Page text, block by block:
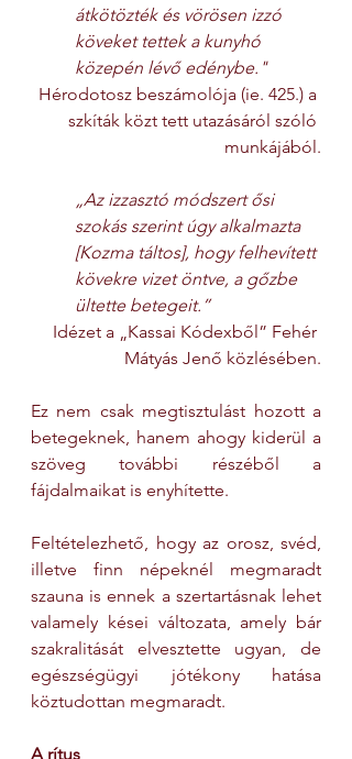
átkötözték és vörösen izzó
köveket tettek a kunyhó
közepén lévő edénybe."
Hérodotosz beszámolója (ie. 425.) a
szkíták közt tett utazásáról szóló
munkájából.
„Az izzasztó módszert ősi
szokás szerint úgy alkalmazta
[Kozma táltos], hogy felhevített
kövekre vizet öntve, a gőzbe
ültette betegeit.”
Idézet a „Kassai Kódexből” Fehér
Mátyás Jenő közlésében.
Ez nem csak megtisztulást hozott a
betegeknek, hanem ahogy kiderül a
szöveg további részéből a
fájdalmaikat is enyhítette.
Feltételezhető, hogy az orosz, svéd,
illetve finn népeknél megmaradt
szauna is ennek a szertartásnak lehet
valamely kései változata, amely bár
szakralitását elvesztette ugyan, de
egészségügyi jótékony hatása
köztudottan megmaradt.
A rítus